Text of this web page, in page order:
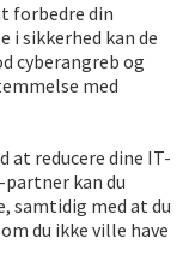
forbedre din
i sikkerhed kan de
cyberangreb og
med
at reducere dine IT-
partner kan du
samtidig med at du
du ikke ville have